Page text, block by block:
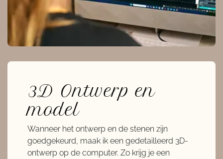
3D Ontwerp en
model
Wanneer het ontwerp en de stenen zijn
goedgekeurd, maak ik een gedetailleerd 3D-
ontwerp op de computer. Zo krijg je een